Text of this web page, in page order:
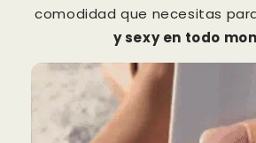
comodidad que necesitas
y sexy en todo